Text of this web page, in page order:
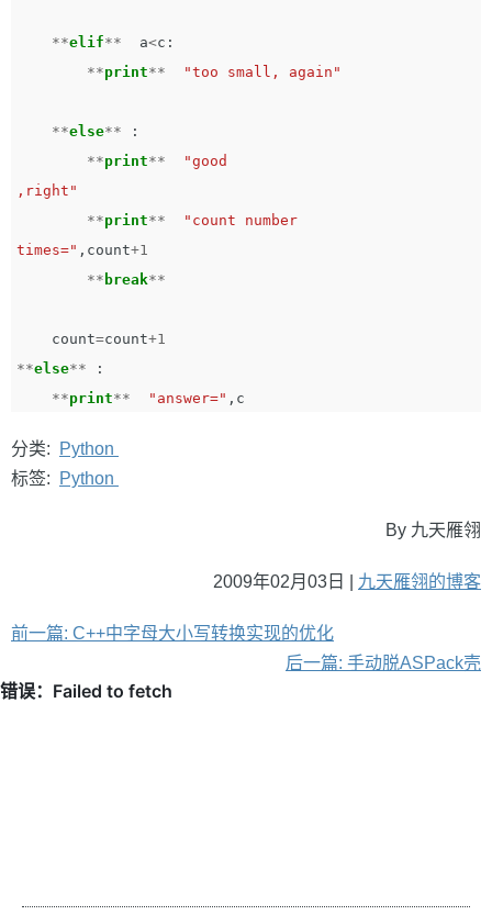
**elif** a<c :
**print** "too small, again"
**else**
:
**print**
"good
,right"
**print**
"count number
times=" , count+1
** break**
count=count+1
**else**
:
**print** "answer=" , c
分类:
Python
标签:
Python
By 九天雁翎
2009年02月03日 | 九天雁翎的博客
前一篇: C++中字母大小写转换实现的优化
后一篇: 手动脱ASPack壳